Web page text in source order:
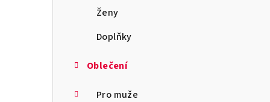
Ženy
Doplňky
Oblečení
Pro muže